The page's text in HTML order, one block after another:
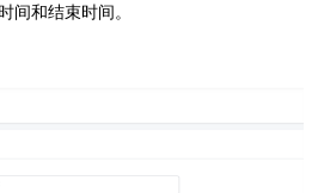
间和结束时间。